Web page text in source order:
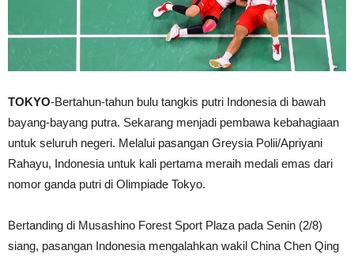
TOKYO-Bertahun-tahun bulu tangkis putri Indonesia di bawah
bayang-bayang putra. Sekarang menjadi pembawa kebahagiaan
untuk seluruh negeri. Melalui pasangan Greysia Polii/Apriyani
Rahayu, Indonesia untuk kali pertama meraih medali emas dari
nomor ganda putri di Olimpiade Tokyo.
Bertanding di Musashino Forest Sport Plaza pada Senin (2/8)
siang, pasangan Indonesia mengalahkan wakil China Chen Qing